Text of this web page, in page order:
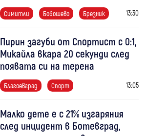
Симитли Бобошево Брезник 13:30
Пирин загуби от Спортист с 0:1,
Микайла вкара 20 секунди след
появата си на терена
Благоевград Спорт 13:05
Малко дете е с 21% изгаряния
след инцидент в Ботевград,